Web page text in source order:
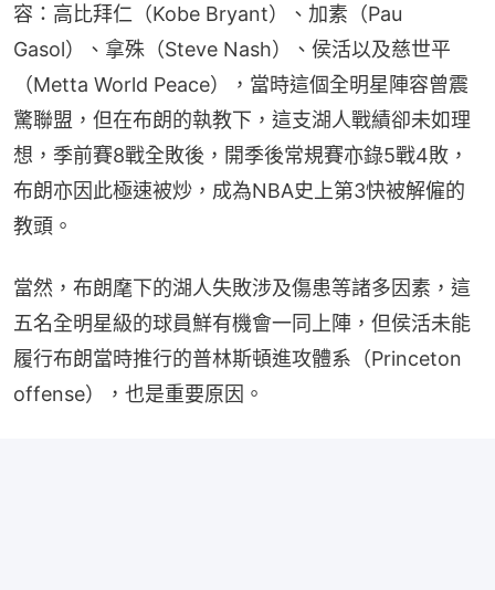
容：高比拜仁（Kobe Bryant）、加素（Pau
Gasol）、拿殊（Steve Nash）、侯活以及慈世平
（Metta World Peace），當時這個全明星陣容曾震
驚聯盟，但在布朗的執教下，這支湖人戰績卻未如理
想，季前賽8戰全敗後，開季後常規賽亦錄5戰4敗，
布朗亦因此極速被炒，成為NBA史上第3快被解僱的
教頭。
當然，布朗麾下的湖人失敗涉及傷患等諸多因素，這
五名全明星級的球員鮮有機會一同上陣，但侯活未能
履行布朗當時推行的普林斯頓進攻體系（Princeton
offense），也是重要原因。